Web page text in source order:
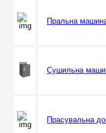
Пральна
Сушильна
Прасувальна